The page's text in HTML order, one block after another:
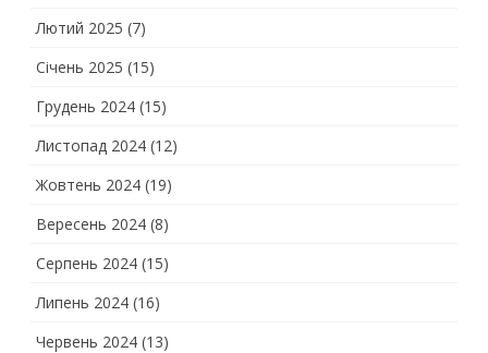
Лютий 2025 (7)
Січень 2025 (15)
Грудень 2024 (15)
Листопад 2024 (12)
Жовтень 2024 (19)
Вересень 2024 (8)
Серпень 2024 (15)
Липень 2024 (16)
Червень 2024 (13)